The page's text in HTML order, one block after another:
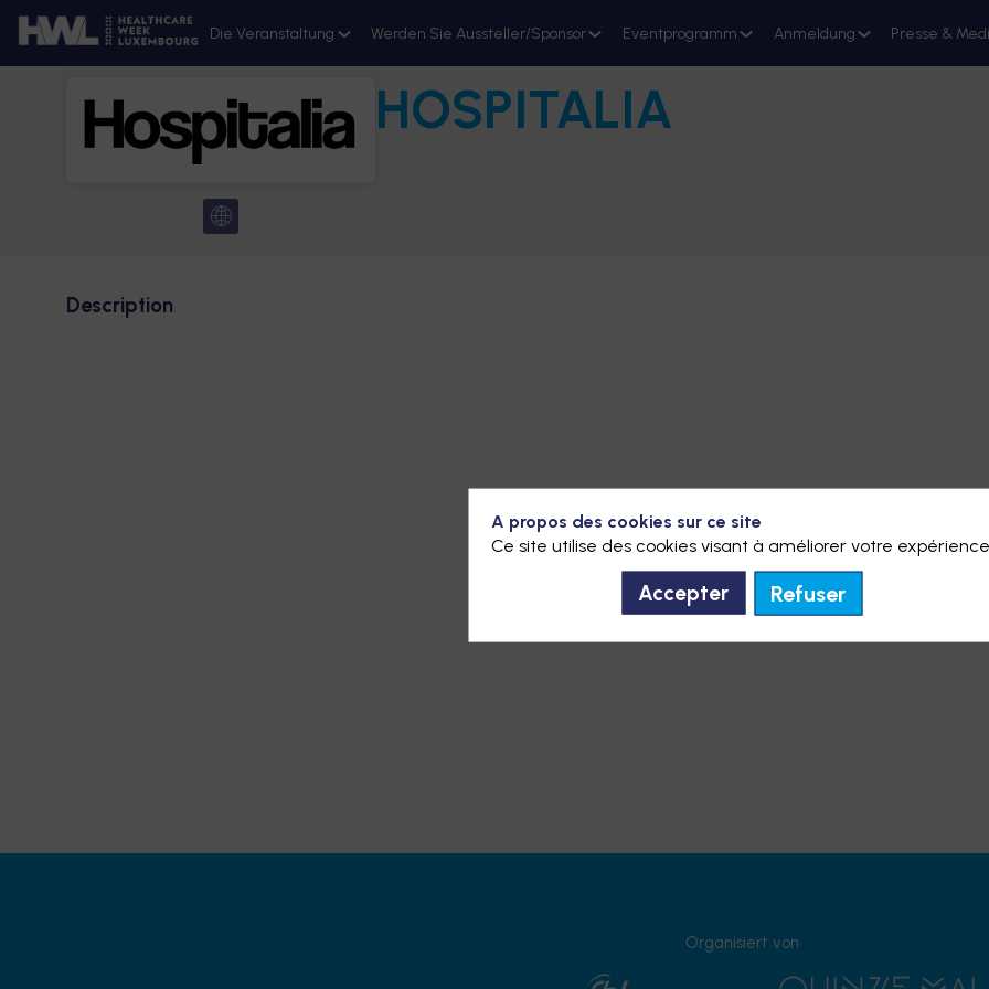
Die Veranstaltung Werden Sie Aussteller/Sponsor Eventprogramm Anmeldung Presse &
Ressourcen Anmeldung 2026 Stand reservieren
HOSPITALIA
Description
Organisiert von
A propos des cookies sur ce site
Ce site utilise des cookies visant à améliorer votre
Accepter Refuser